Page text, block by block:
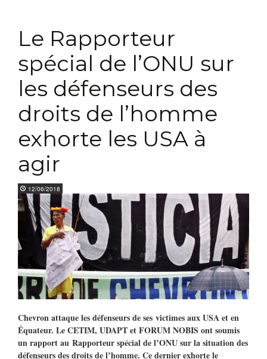
Le Rapporteur
spécial de l’ONU sur
les défenseurs des
droits de l’homme
exhorte les USA à
agir
12/06/2018
Chevron attaque les défenseurs de ses victimesaux USA et en
Équateur. Le CETIM, UDAPT et FORUM NOBIS ont soumis
un rapport au Rapporteur spécial de l’ONU sur la situation des
défenseurs des droits de l’homme. Ce dernier exhortele